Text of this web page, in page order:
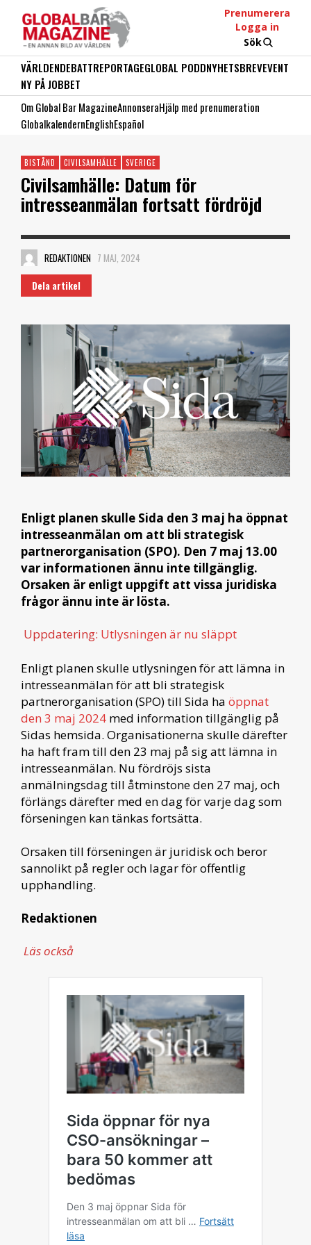
Prenumerera
Logga in
Sök
VÄRLDENDEBATTREPORTAGEGLOBAL PODDNYHETSBREVEVENT
NY PÅ JOBBET
Om Global Bar MagazineAnnonseraHjälp med prenumeration
GlobalkalendernEnglishEspañol
BISTÅND CIVILSAMHÄLLE SVERIGE
Civilsamhälle: Datum för
intresseanmälan fortsatt fördröjd
REDAKTIONEN 7 MAJ, 2024
Dela artikel
Enligt planen skulle Sida den 3 maj ha öppnat
intresseanmälan om att bli strategisk
partnerorganisation (SPO). Den 7 maj 13.00
var informationen ännu inte tillgänglig.
Orsaken är enligt uppgift att vissa juridiska
frågor ännu inte är lösta.
Uppdatering: Utlysningen är nu släppt
Enligt planen skulle utlysningen för att lämna in
intresseanmälan för att bli strategisk
partnerorganisation (SPO) till Sida ha öppnat
den 3 maj 2024 med information tillgänglig på
Sidas hemsida. Organisationerna skulle därefter
ha haft fram till den 23 maj på sig att lämna in
intresseanmälan. Nu fördröjs sista
anmälningsdag till åtminstone den 27 maj, och
förlängs därefter med en dag för varje dag som
förseningen kan tänkas fortsätta.
Orsaken till förseningen är juridisk och beror
sannolikt på regler och lagar för offentlig
upphandling.
Redaktionen
Läs också